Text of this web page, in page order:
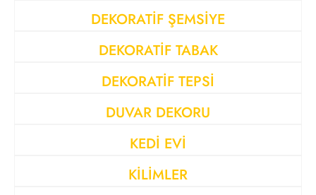
DEKORATİF ŞEMSİYE
DEKORATİF TABAK
DEKORATİF TEPSİ
DUVAR DEKORU
KEDİ EVİ
KİLİMLER